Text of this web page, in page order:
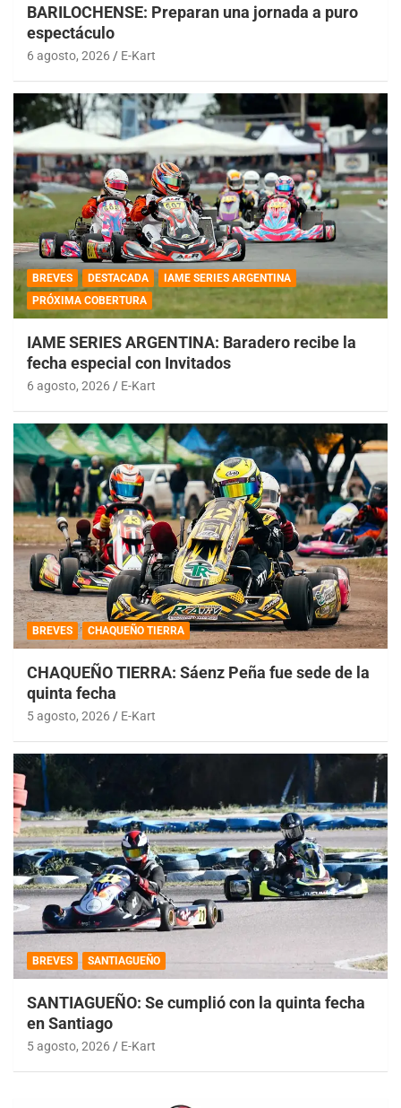
BARILOCHENSE: Preparan una jornada a puro
espectáculo
6 agosto, 2026 E-Kart
BREVES DESTACADA
IAME SERIES ARGENTINA
PRÓXIMA COBERTURA
IAME SERIES ARGENTINA: Baradero recibe la
fecha especial con Invitados
6 agosto, 2026 E-Kart
BREVES CHAQUEÑO TIERRA
CHAQUEÑO TIERRA: Sáenz Peña fue sede de la
quinta fecha
5 agosto, 2026 E-Kart
BREVES SANTIAGUEÑO
SANTIAGUEÑO: Se cumplió con la quinta fecha
en Santiago
5 agosto, 2026 E-Kart